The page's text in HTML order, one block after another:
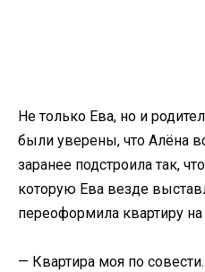
Не только Ева, но и
были уверены, что Алёна
заранее подстроила так,
которую Ева везде
переоформила квартиру на
— Квартира моя по